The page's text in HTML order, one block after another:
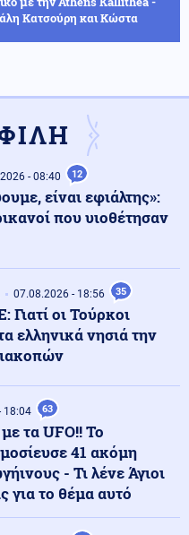
Κατσούρη και Κώστα
των υποκλοπών
Δημοκρατίας - Η ανάρτησή
του ο Ρονάλντο: Πλήθος
γάμο, αλλά τελικά
συγκρούστηκε με
ΔΙΑΣ στο Λαγονήσι
είσοδο ισραηλινών
Λιβάνου - Τι απαντά το
- 23:00
μετά την τριμερή
Σ. Αραβίας στη Μέκκα
- 08:40 12
είναι εφιάλτης»:
που υιοθέτησαν
07.08.2026 - 18:56 35
οι Τούρκοι
ελληνικά νησιά την
18:04 63
τα UFO!! Το
41 ακόμη
- Τι λένε Άγιοι
για το θέμα αυτό